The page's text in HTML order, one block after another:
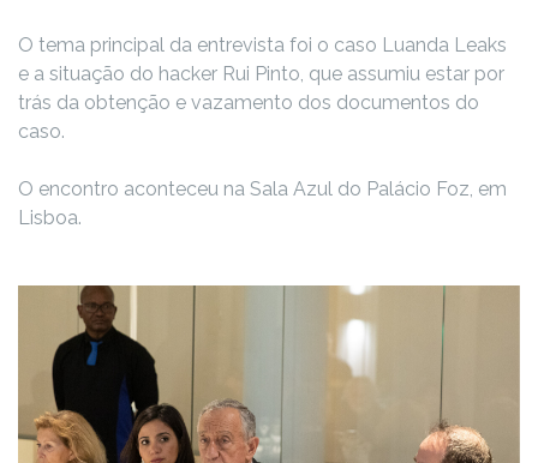
O tema principal da entrevista foi o caso Luanda Leaks
e a situação do hacker Rui Pinto, que assumiu estar por
trás da obtenção e vazamento dos documentos do
caso.
O encontro aconteceu na Sala Azul do Palácio Foz, em
Lisboa.